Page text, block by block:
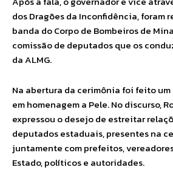
dos Dragões da Inconfidência, foram
banda do Corpo de Bombeiros de
comissão de deputados que os
da ALMG.
Na abertura da cerimônia foi feito
em homenagem a Pele. No discurso,
expressou o desejo de estreitar
deputados estaduais, presentes na
juntamente com prefeitos,
Estado, políticos e autoridades.